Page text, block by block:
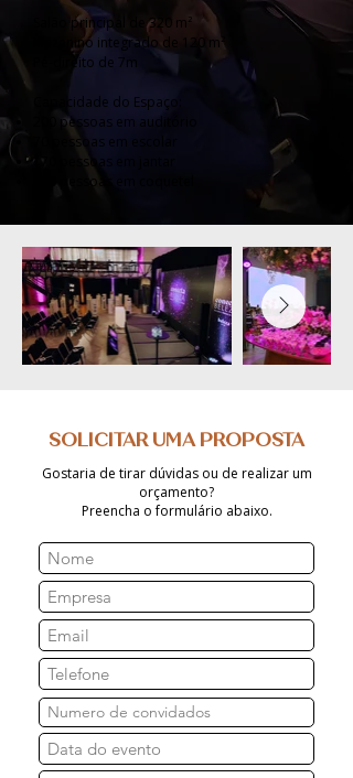
Salão principal de 320 m²
Mezanino integrado de 120 m²
Pé-direito de 7m
Capacidade do Espaço:
200 pessoas em auditório
70 pessoas em escolar
170 pessoas em jantar
350 pessoas em coquetel
SOLICITAR UMA PROPOSTA
Gostaria de tirar dúvidas ou de realizar um
orçamento?
Preencha o formulário abaixo.